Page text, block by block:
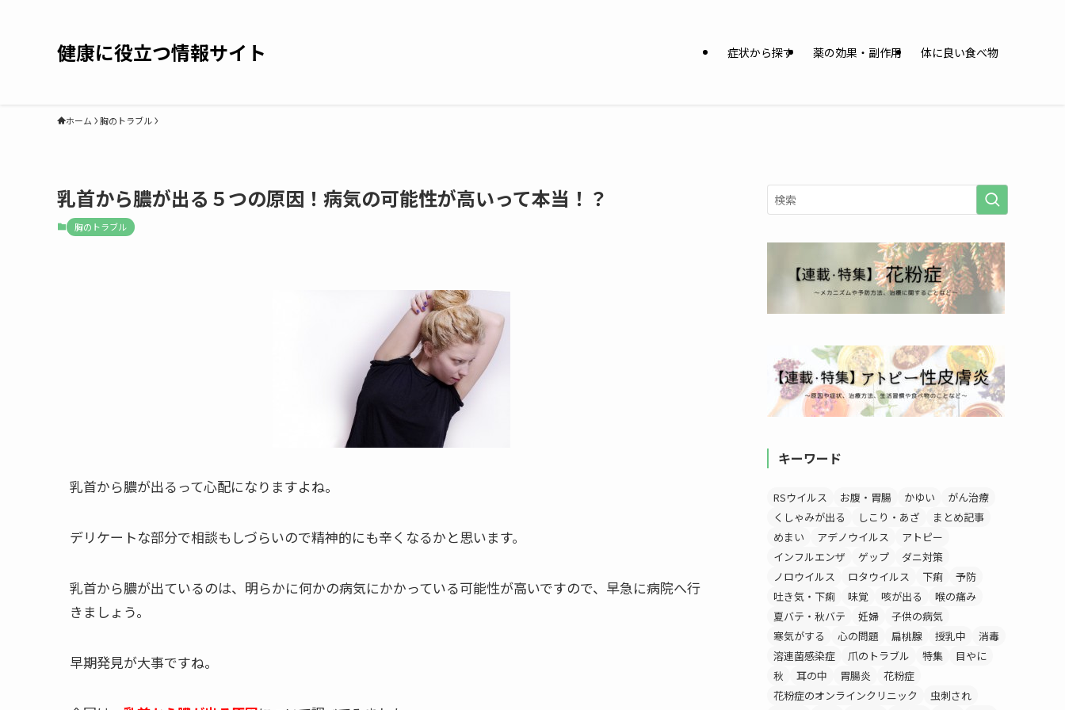
健康に役立つ情報サイト 症状から探す 薬の効果・副作用 体に良い食べ物
ホーム 胸のトラブル
乳首から膿が出る５つの原因！病気の可能性が高いって本当！？
胸のトラブル
乳首から膿が出るって心配になりますよね。
デリケートな部分で相談もしづらいので精神的にも辛くなるかと思います。
乳首から膿が出ているのは、明らかに何かの病気にかかっている可能性が高いですので、早急に病院へ行
きましょう。
早期発見が大事ですね。
キーワード
RSウイルス お腹・胃腸 かゆい
がん治療
くしゃみが出る
しこり・あざ
まとめ記事
めまい
アデノウイルス
アトピー
インフルエンザ
ゲップ
ダニ対策
ノロウイルス
ロタウイルス 下痢
予防
吐き気・下痢
味覚 咳が出る
喉の痛み
夏バテ・秋バテ
妊婦
子供の病気
寒気がする
心の問題 扁桃腺 授乳中
消毒
溶連菌感染症
爪のトラブル 特集
目やに
秋
耳の中 胃腸炎
花粉症
花粉症のオンラインクリニック
虫刺され